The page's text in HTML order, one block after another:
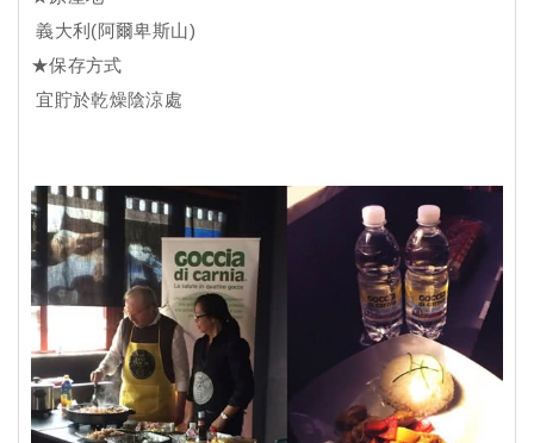
義大利(阿爾卑斯山)
★保存方式
宜貯於乾燥陰涼處